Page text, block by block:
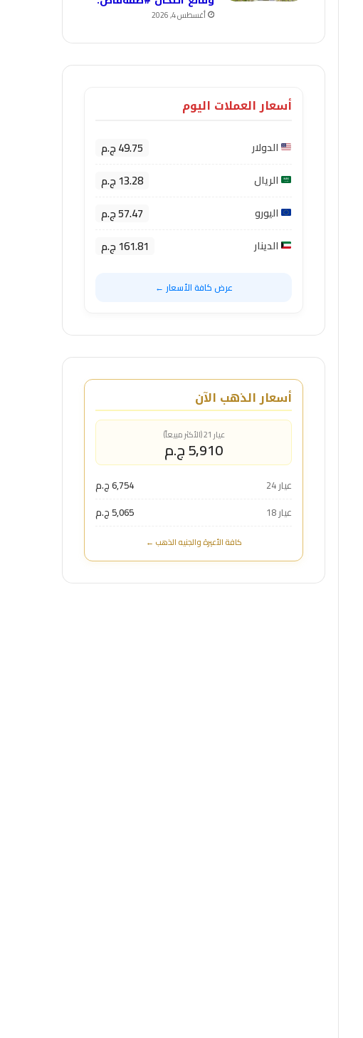
أغسطس 4, 2026
أسعار العملات اليوم
الدولار 49.75 ج.م
الريال 13.28 ج.م
اليورو 57.47 ج.م
الدينار 161.81 ج.م
عرض كافة الأسعار ←
أسعار الذهب الآن
عيار 21 (الأكثر مبيعاً)
5,910 ج.م
عيار 24
6,754 ج.م
عيار 18
5,065 ج.م
كافة الأعيرة والجنيه الذهب ←